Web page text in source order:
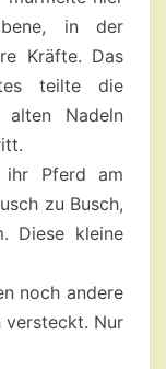
in der
Kräfte. Das
teilte die
Nadeln
ihr Pferd am
zu Busch,
Diese kleine
noch andere
versteckt. Nur